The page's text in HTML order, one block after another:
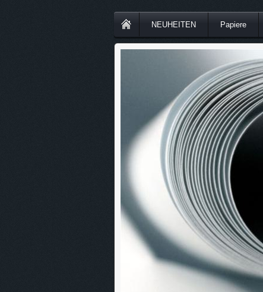
NEUHEITEN Papiere